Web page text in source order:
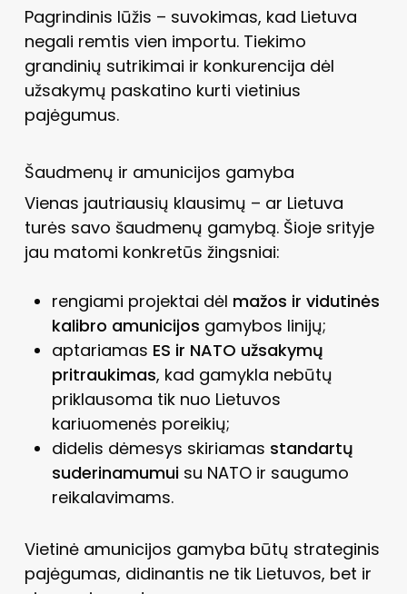
Pagrindinis lūžis – suvokimas, kad Lietuva
negali remtis vien importu. Tiekimo
grandinių sutrikimai ir konkurencija dėl
užsakymų paskatino kurti vietinius
pajėgumus.
Šaudmenų ir amunicijos gamyba
Vienas jautriausių klausimų – ar Lietuva
turės savo šaudmenų gamybą. Šioje srityje
jau matomi konkretūs žingsniai:
rengiami projektai dėl mažos ir vidutinės
kalibro amunicijos gamybos linijų;
aptariamas ES ir NATO užsakymų
pritraukimas, kad gamykla nebūtų
priklausoma tik nuo Lietuvos
kariuomenės poreikių;
didelis dėmesys skiriamas standartų
suderinamumuisu NATO ir saugumo
reikalavimams.
Vietinė amunicijos gamyba būtų strateginis
pajėgumas, didinantis ne tik Lietuvos, bet ir